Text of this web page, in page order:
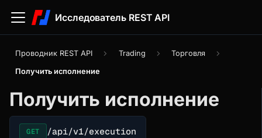
Исследователь REST API
Проводник REST API Trading Торговля
Получить исполнение
Получить исполнение
GET /api/v1/execution